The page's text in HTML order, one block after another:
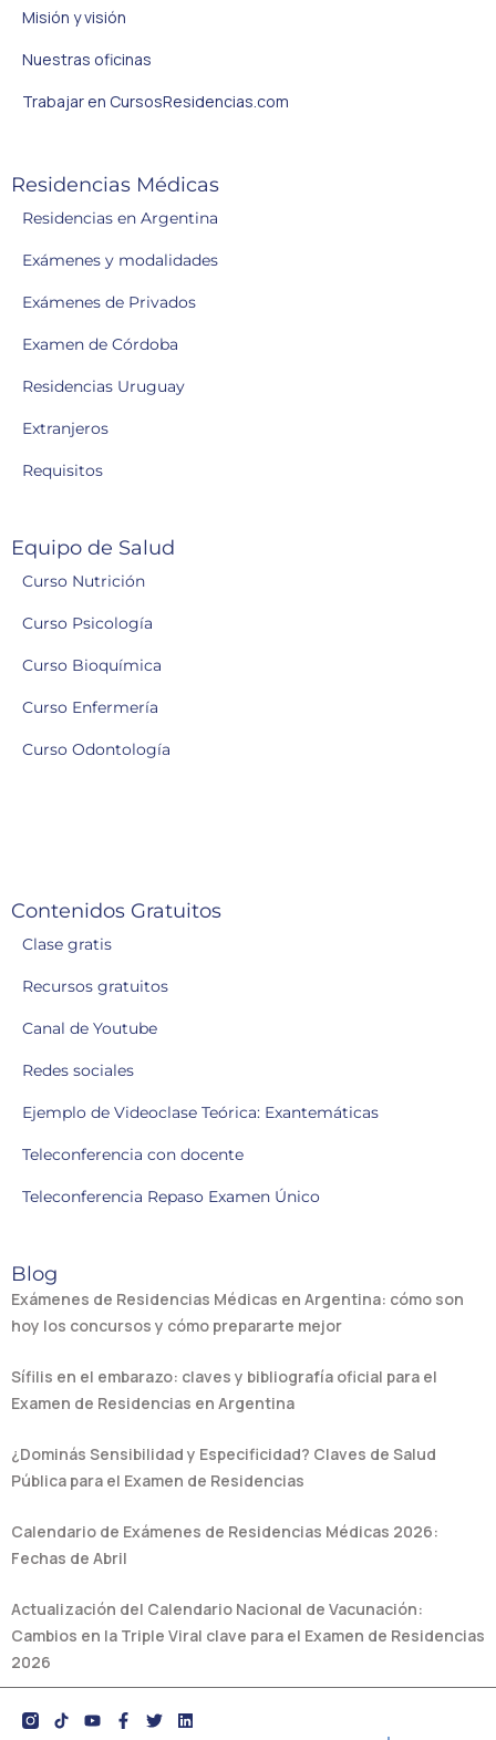
Misión y visión
Nuestras oficinas
Trabajar en CursosResidencias.com
Residencias Médicas
Residencias en Argentina
Exámenes y modalidades
Exámenes de Privados
Examen de Córdoba
Residencias Uruguay
Extranjeros
Requisitos
Equipo de Salud
Curso Nutrición
Curso Psicología
Curso Bioquímica
Curso Enfermería
Curso Odontología
Contenidos Gratuitos
Clase gratis
Recursos gratuitos
Canal de Youtube
Redes sociales
Ejemplo de Videoclase Teórica: Exantemáticas
Teleconferencia con docente
Teleconferencia Repaso Examen Único
Blog
Exámenes de Residencias Médicas en Argentina: cómo son
hoy los concursos y cómo prepararte mejor
Sífilis en el embarazo: claves y bibliografía oficial para el
Examen de Residencias en Argentina
¿Dominás Sensibilidad y Especificidad? Claves de Salud
Pública para el Examen de Residencias
Calendario de Exámenes de Residencias Médicas 2026:
Fechas de Abril
Actualización del Calendario Nacional de Vacunación:
Cambios en la Triple Viral clave para el Examen de Residencias
2026
Y
o
F
a
T
w
L
i